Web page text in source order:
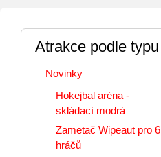
Atrakce podle typu
Novinky
Hokejbal aréna -
skládací modrá
Zametač Wipeaut pro 6
hráčů